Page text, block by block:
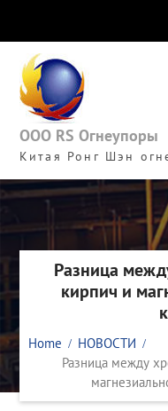
content
ООО RS Огнеупоры
Китая Ронг Шэн
Разница
кирпич и
Home
НОВОСТИ
Разница между